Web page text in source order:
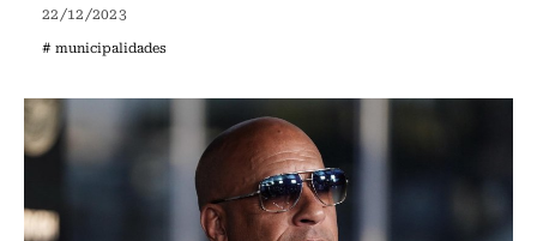
22/12/2023
# municipalidades